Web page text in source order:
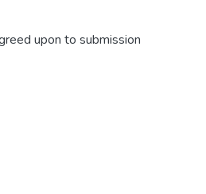
upon to submission